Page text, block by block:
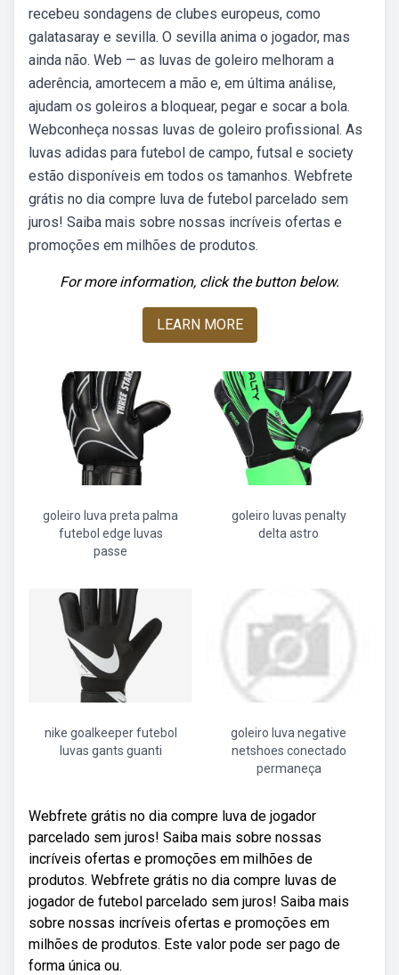
recebeu sondagens de clubes europeus, como
galatasaray e sevilla. O sevilla anima o jogador, mas
ainda não. Web — as luvas de goleiro melhoram a
aderência, amortecem a mão e, em última análise,
ajudam os goleiros a bloquear, pegar e socar a bola.
Webconheça nossas luvas de goleiro profissional. As
luvas adidas para futebol de campo, futsal e society
estão disponíveis em todos os tamanhos. Webfrete
grátis no dia compre luva de futebol parcelado sem
juros! Saiba mais sobre nossas incríveis ofertas e
promoções em milhões de produtos.
For more information, click the button below.
LEARN MORE
goleiro luva preta palma
futebol edge luvas
passe
goleiro luvas penalty
delta astro
nike goalkeeper futebol
luvas gants guanti
goleiro luva negative
netshoes conectado
permaneça
Webfrete grátis no dia compre luva de jogador
parcelado sem juros! Saiba mais sobre nossas
incríveis ofertas e promoções em milhões de
produtos. Webfrete grátis no dia compre luvas de
jogador de futebol parcelado sem juros! Saiba mais
sobre nossas incríveis ofertas e promoções em
milhões de produtos. Este valor pode ser pago de
forma única ou.